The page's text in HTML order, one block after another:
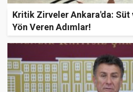
Kritik Zirveler Ankara'da: Süt
Yön Veren Adımlar!